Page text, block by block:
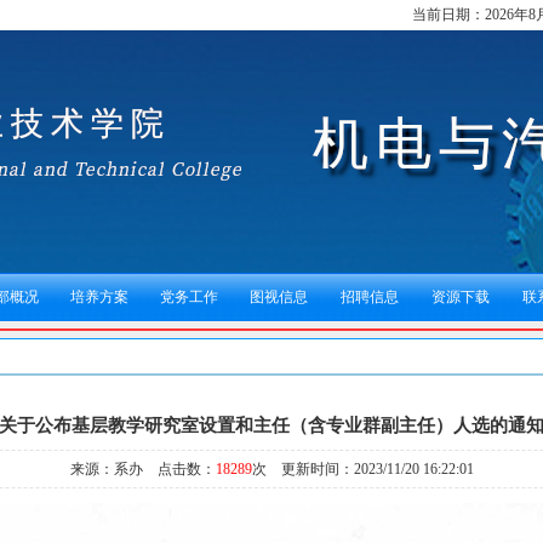
当前日期： 2026年8
概况 培养方案 党务工作 图视信息 招聘信息 资源下载 联
关于公布基层教学研究室设置和主任（含专业群副主任）人选的通知
来源：系办 点击数： 18289次 更新时间：2023/11/20 16:22:01